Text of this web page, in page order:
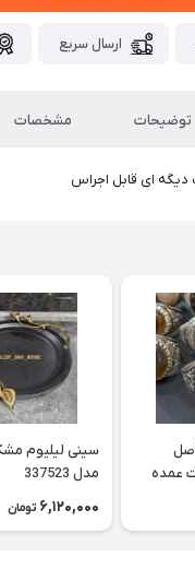
ارسال سریع
توضیحات مشخصات
ای قابل اجراس
عمده
سینی لیلیوم
مدل 337523
6,120,000 تومان